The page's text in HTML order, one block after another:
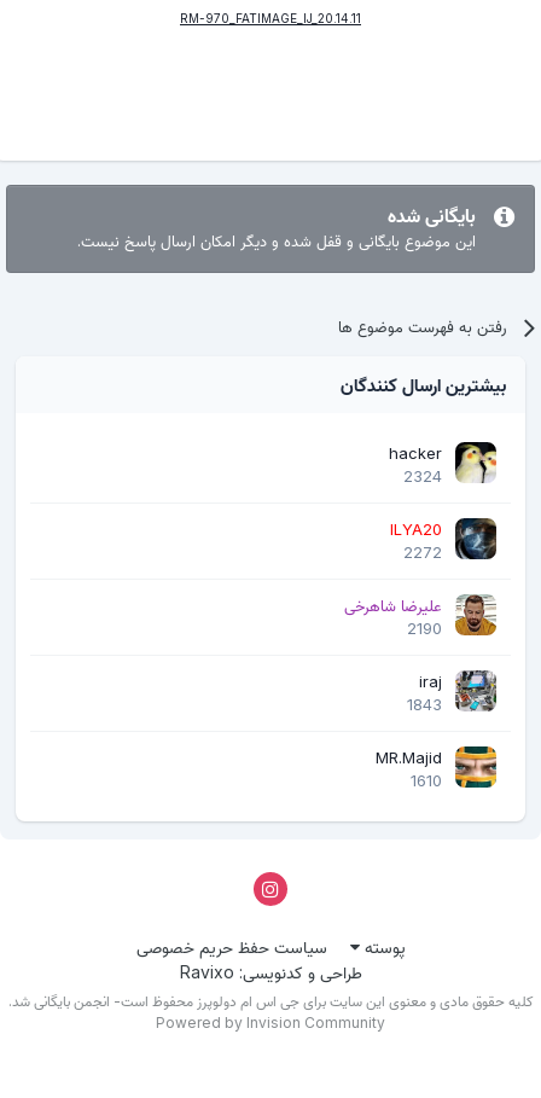
RM-970_FATIMAGE_IJ_20.14.11
بایگانی شده
این موضوع بایگانی و قفل شده و دیگر امکان ارسال پاسخ نیست.
رفتن به فهرست موضوع ها
بیشترین ارسال کنندگان
hacker
2324
ILYA20
2272
علیرضا شاهرخی
2190
iraj
1843
MR.Majid
1610
پوسته
سیاست حفظ حریم خصوصی
طراحی و کدنویسی: Ravixo
حقوق مادی و معنوی این سایت برای جی اس ام دولوپرز محفوظ است- انجمن بایگانی شد.
Powered by Invision Community